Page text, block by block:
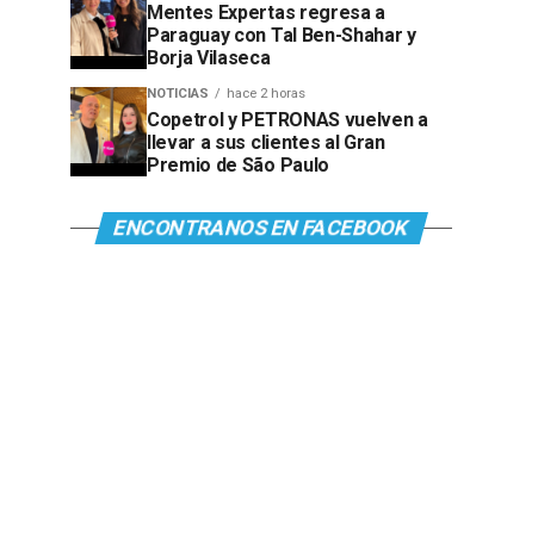
Mentes Expertas regresa a
Paraguay con Tal Ben-Shahar y
Borja Vilaseca
NOTICIAS hace 2 horas
Copetrol y PETRONAS vuelven a
llevar a sus clientes al Gran
Premio de São Paulo
ENCONTRANOS EN FACEBOOK